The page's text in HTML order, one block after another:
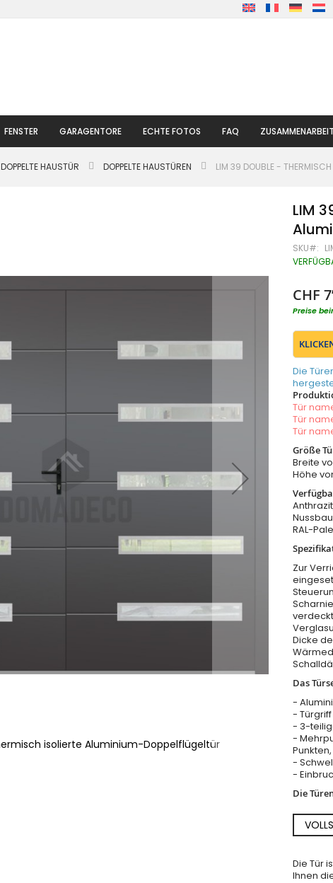
FENSTER GARAGENTORE ECHTE FOTOS FAQ ZUSAMMENARBEIT
HAUSTÜR DOPPELTE HAUSTÜREN LIM 39 DOUBLE - THERMISCH
isolierte Aluminium-Doppelflügeltür
LIM
SKU
CHF
Preise
Die
Tür
Tür
Tür
Größe
Breite
Höhe
RAL-
Zur
Dicke
Das
-
-
- 3-
-
-
-
Die
Die Tür
Ihnen